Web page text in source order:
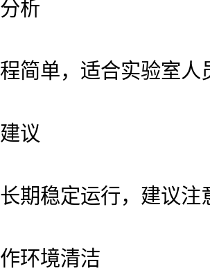
析
简单，适合实验室
议
期稳定运行，建议注
环境清洁